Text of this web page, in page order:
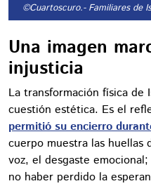
©Cuartoscuro.- Familiares de
Una imagen
injusticia
La transformación física de
cuestión estética. Es el
permitió su encierro
cuerpo muestra las
voz, el desgaste
no haber perdido la